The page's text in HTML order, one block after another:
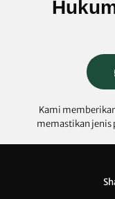
Kami
memastikan jenis